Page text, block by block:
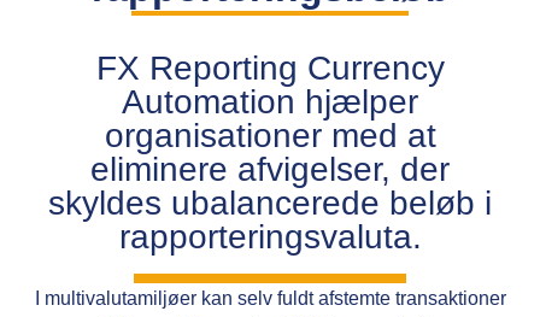
FX Reporting Currency
Automation hjælper
organisationer med at
eliminere afvigelser, der
skyldes ubalancerede beløb i
rapporteringsvaluta.
I multivalutamiljøer kan selv fuldt afstemte transaktioner